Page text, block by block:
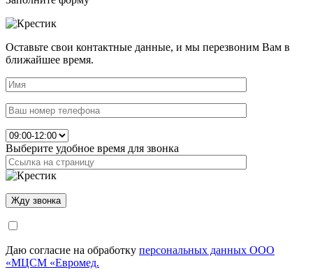
Оставьте свои контактные данные, и мы перезвоним Вам в
ближайшее время.
Выберите удобное время для звонка
Даю согласие на обработку персональных данных ООО
«МЦСМ «Евромед.